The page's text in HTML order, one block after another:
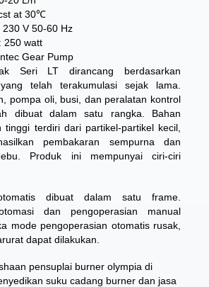
at 30℃
230 V 50-60 Hz
250 watt
Gear Pump
Seri LT dirancang berdasarkan
telah terakumulasi sejak lama.
pompa oli, busi, dan peralatan kontrol
dibuat dalam satu rangka. Bahan
tinggi terdiri dari partikel-partikel kecil,
pembakaran sempurna dan
Produk ini mempunyai ciri-ciri
dibuat dalam satu frame.
dan pengoperasian manual
mode pengoperasian otomatis rusak,
dapat dilakukan.
pensuplai burner olympia di
suku cadang burner dan jasa